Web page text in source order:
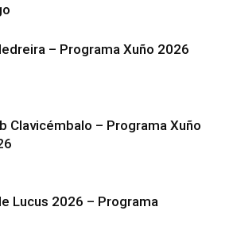
– Programa Xuño 2026
Clavicémbalo – Programa Xuño
Lucus 2026 – Programa